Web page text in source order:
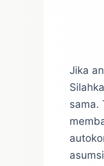
Jika
sama.